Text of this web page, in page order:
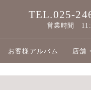
TEL.025-
営業時間
お客様アルバム 店舗